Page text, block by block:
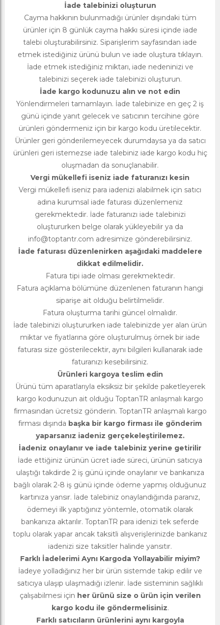
İade talebinizi oluşturun
Cayma hakkının bulunmadığı ürünler dışındaki tüm
ürünler için 8 günlük cayma hakkı süresi içinde iade
talebi oluşturabilirsiniz. Siparişlerim sayfasından iade
etmek istediğiniz ürünü bulun ve iade oluştura tıklayın.
İade etmek istediğiniz miktarı, iade nedeninizi ve
talebinizi seçerek iade talebinizi oluşturun.
İade kargo kodunuzu alın ve not edin
Yönlendirmeleri tamamlayın. İade talebinize en geç 2 iş
günü içinde yanıt gelecek ve satıcının tercihine göre
ürünleri göndermeniz için bir kargo kodu üretilecektir.
Ürünler geri gönderilemeyecek durumdaysa ya da satıcı
ürünleri geri istemezse iade talebiniz iade kargo kodu hiç
oluşmadan da sonuçlanabilir.
Vergi mükellefi iseniz iade faturanızı kesin
Vergi mükellefi iseniz para iadenizi alabilmek için satıcı
adına kurumsal iade faturası düzenlemeniz
gerekmektedir. İade faturanızı iade talebinizi
oluştururken belge olarak yükleyebilir ya da
info@toptantr.com adresimize gönderebilirsiniz.
İade faturası düzenlenirken aşağıdaki maddelere
dikkat edilmelidir.
Fatura tipi iade olması gerekmektedir.
Fatura açıklama bölümüne düzenlenen faturanın hangi
siparişe ait olduğu belirtilmelidir.
Fatura oluşturma tarihi güncel olmalıdır.
İade talebinizi oluştururken iade talebinizde yer alan ürün
miktar ve fiyatlarına göre oluşturulmuş örnek bir iade
faturası size gösterilecektir, aynı bilgileri kullanarak iade
faturanızı kesebilirsiniz.
Ürünleri kargoya teslim edin
Ürünü tüm aparatlarıyla eksiksiz bir şekilde paketleyerek
kargo kodunuzun ait olduğu ToptanTR anlaşmalı kargo
firmasından ücretsiz gönderin. ToptanTR anlaşmalı kargo
firması dışında başka bir kargo firması ile gönderim
yaparsanız iadeniz gerçekeleştirilemez.
İadeniz onaylanır ve iade talebiniz yerine getirilir
İade ettiğiniz ürünün ücret iade süreci, ürünün satıcıya
ulaştığı takdirde 2 iş günü içinde onaylanır ve bankanıza
bağlı olarak 2-8 iş günü içinde ödeme yapmış olduğunuz
kartınıza yansır. İade talebiniz onaylandığında paranız,
ödemeyi ilk yaptığınız yöntemle, otomatik olarak
bankanıza aktarılır. ToptanTR para idenizi tek seferde
toplu olarak yapar ancak taksitli alışverişlerinizde bankanız
iadenizi size taksitler halinde yansıtır.
Farklı İadelerimi Aynı Kargoda Yollayabilir miyim?
İadeye yolladığınız her bir ürün sistemde takip edilir ve
satıcıya ulaşıp ulaşmadığı izlenir. İade sisteminin sağlıklı
çalışabilmesi için her ürünü size o ürün için verilen
kargo kodu ile göndermelisiniz.
Farklı satıcıların ürünlerini aynı kargoyla